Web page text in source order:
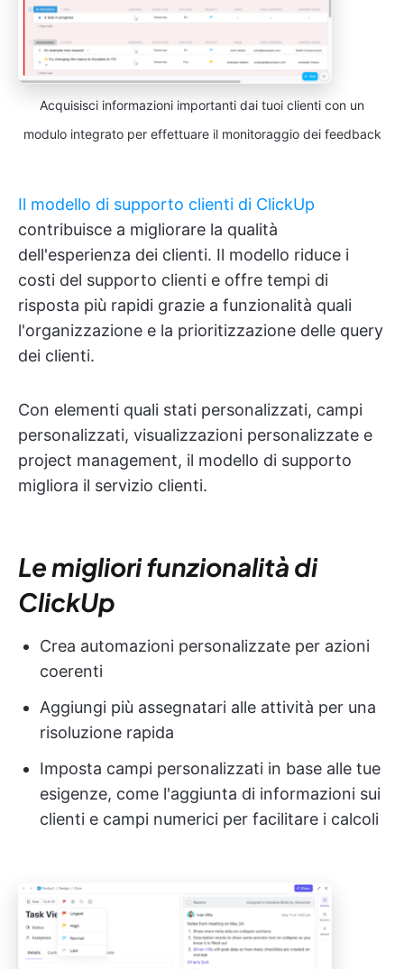
Acquisisci informazioni importanti dai tuoi clienti con un
modulo integrato per effettuare il monitoraggio dei feedback
Il modello di supporto clienti di ClickUp
contribuisce a migliorare la qualità
dell'esperienza dei clienti. Il modello riduce i
costi del supporto clienti e offre tempi di
risposta più rapidi grazie a funzionalità quali
l'organizzazione e la prioritizzazione delle query
dei clienti.
Con elementi quali stati personalizzati, campi
personalizzati, visualizzazioni personalizzate e
project management, il modello di supporto
migliora il servizio clienti.
Le migliori funzionalità di
ClickUp
Crea automazioni personalizzate per azioni
coerenti
Aggiungi più assegnatari alle attività per una
risoluzione rapida
Imposta campi personalizzati in base alle tue
esigenze, come l'aggiunta di informazioni sui
clienti e campi numerici per facilitare i calcoli